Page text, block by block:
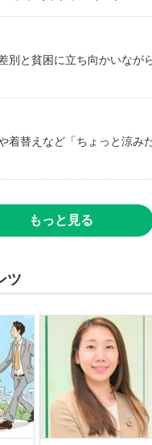
別と貧困に立ち向かいなが
着替えなど「ちょっと涼み
もっと見る
ツ